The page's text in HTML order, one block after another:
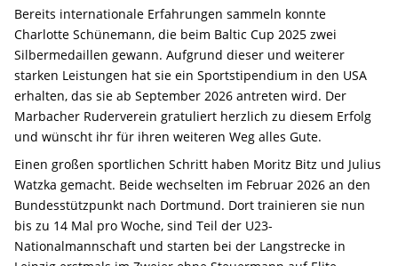
Bereits internationale Erfahrungen sammeln konnte
Charlotte Schünemann, die beim Baltic Cup 2025 zwei
Silbermedaillen gewann. Aufgrund dieser und weiterer
starken Leistungen hat sie ein Sportstipendium in den USA
erhalten, das sie ab September 2026 antreten wird. Der
Marbacher Ruderverein gratuliert herzlich zu diesem Erfolg
und wünscht ihr für ihren weiteren Weg alles Gute.
Einen großen sportlichen Schritt haben Moritz Bitz und Julius
Watzka gemacht. Beide wechselten im Februar 2026 an den
Bundesstützpunkt nach Dortmund. Dort trainieren sie nun
bis zu 14 Mal pro Woche, sind Teil der U23-
Nationalmannschaft und starten bei der Langstrecke in